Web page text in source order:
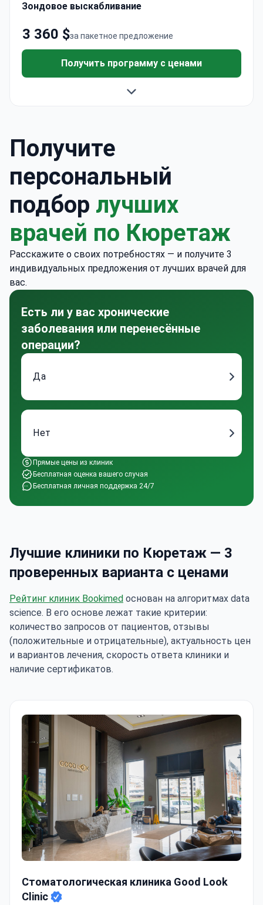
Зондовое выскабливание
за пакетное предложение
3 360 $
Получить программу с ценами
Получите
персональный
подбор лучших
врачей по Кюретаж
Расскажите о своих потребностях — и получите 3
индивидуальных предложения от лучших врачей для
вас.
Есть ли у вас хронические
заболевания или перенесённые
операции?
Да
Нет
Прямые цены из клиник
Бесплатная оценка вашего случая
Бесплатная личная поддержка 24/7
Лучшие клиники по Кюретаж — 3
проверенных варианта с ценами
Рейтинг клиник Bookimed основан на алгоритмах data
science. В его основе лежат такие критерии:
количество запросов от пациентов, отзывы
(положительные и отрицательные), актуальность цен
и вариантов лечения, скорость ответа клиники и
наличие сертификатов.
Стоматологическая клиника Good Look
Clinic